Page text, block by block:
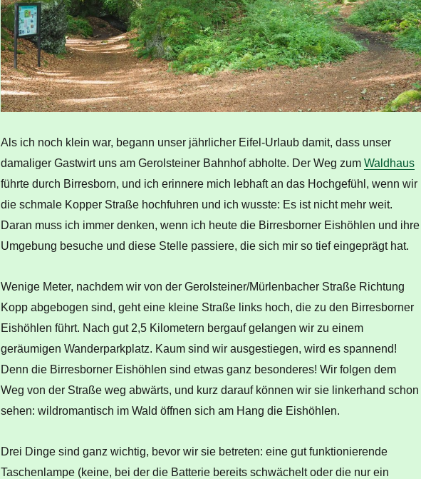
Als ich noch klein war, begann unser jährlicher Eifel-Urlaub damit, dass unser
damaliger Gastwirt uns am Gerolsteiner Bahnhof abholte. Der Weg zum Waldhaus
führte durch Birresborn, und ich erinnere mich lebhaft an das Hochgefühl, wenn wir
die schmale Kopper Straße hochfuhren und ich wusste: Es ist nicht mehr weit.
Daran muss ich immer denken, wenn ich heute die Birresborner Eishöhlen und ihre
Umgebung besuche und diese Stelle passiere, die sich mir so tief eingeprägt hat.
Wenige Meter, nachdem wir von der Gerolsteiner/Mürlenbacher Straße Richtung
Kopp abgebogen sind, geht eine kleine Straße links hoch, die zu den Birresborner
Eishöhlen führt. Nach gut 2,5 Kilometern bergauf gelangen wir zu einem
geräumigen Wanderparkplatz. Kaum sind wir ausgestiegen, wird es spannend!
Denn die Birresborner Eishöhlen sind etwas ganz besonderes! Wir folgen dem
Weg von der Straße weg abwärts, und kurz darauf können wir sie linkerhand schon
sehen: wildromantisch im Wald öffnen sich am Hang die Eishöhlen.
Drei Dinge sind ganz wichtig, bevor wir sie betreten: eine gut funktionierende
Taschenlampe (keine, bei der die Batterie bereits schwächelt oder die nur ein